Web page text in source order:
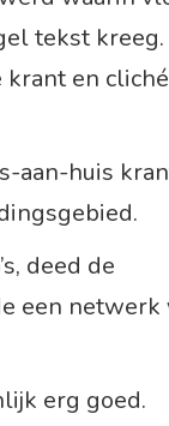
tekst
en
aan-huis
deed de
een netwerk
erg goed.